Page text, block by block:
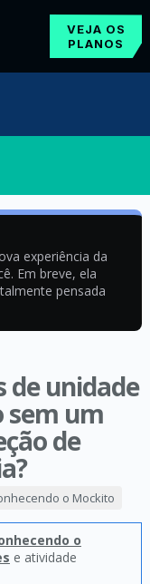
VEJA OS
PLANOS
experiência da
Em breve, ela
pensada
de unidade
sem um
de
o Mockito
o
e atividade